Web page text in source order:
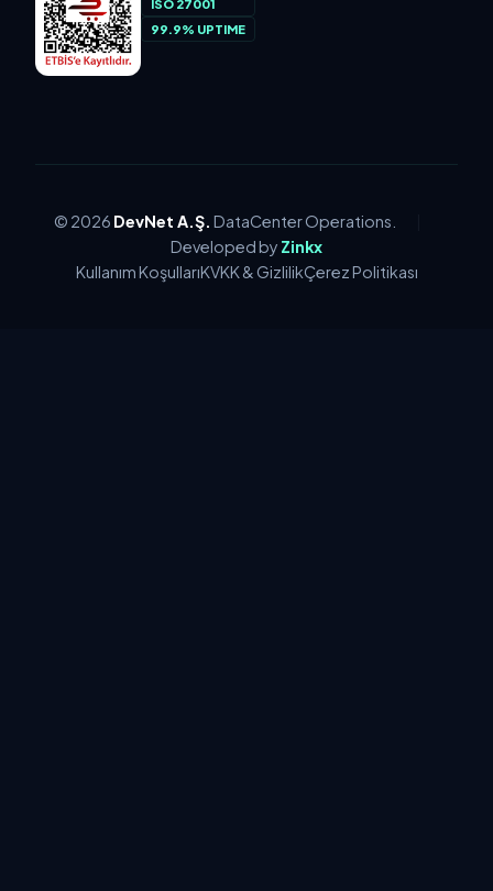
99.9% UPTIME
© 2026 DevNet A.Ş. DataCenter Operations.
Developed by Zinkx
Kullanım KoşullarıKVKK & GizlilikÇerez Politikası